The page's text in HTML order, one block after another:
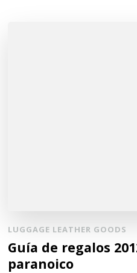
LUGGAGE LEATHER GOODS
Guía de regalos
paranoico